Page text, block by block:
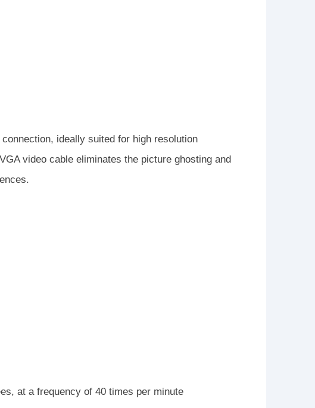
ideally suited for high resolution
video cable eliminates the picture ghosting and
at a frequency of 40 times per minute